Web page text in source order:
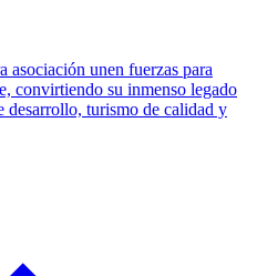
asociación unen fuerzas para
convirtiendo su inmenso legado
desarrollo, turismo de calidad y